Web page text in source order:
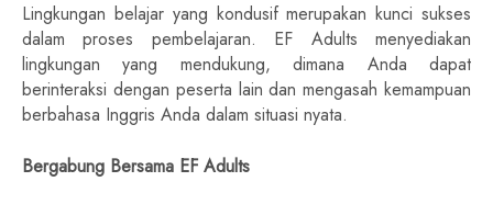
Lingkungan belajar yang kondusif merupakan kunci sukses
dalam proses pembelajaran. EF Adults menyediakan
lingkungan yang mendukung, dimana Anda dapat
berinteraksi dengan peserta lain dan mengasah kemampuan
berbahasa Inggris Anda dalam situasi nyata.
Bergabung Bersama EF Adults